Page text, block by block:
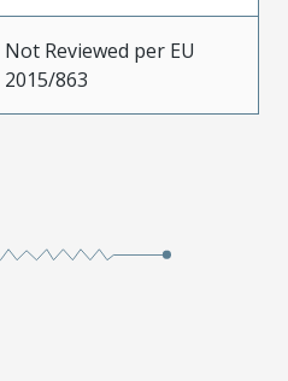
Not Reviewed per EU
2015/863